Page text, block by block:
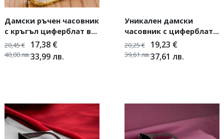
Дамски ръчен часовник
с кръгъл циферблат в
златен цвят
17,38 €
33,99лв.
20,45€
40,00лв.
Уникален дамски
часовник с циферблат,
покрит с камъни
19,23 €
37,61 лв.
20,25€
39,61лв.